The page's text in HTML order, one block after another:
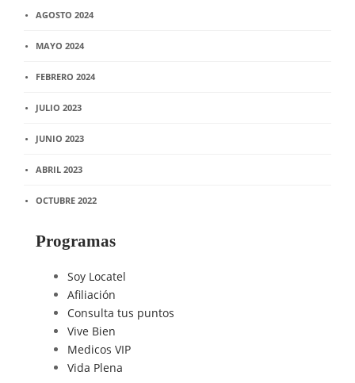
AGOSTO 2024
MAYO 2024
FEBRERO 2024
JULIO 2023
JUNIO 2023
ABRIL 2023
OCTUBRE 2022
Programas
Soy Locatel
Afiliación
Consulta tus puntos
Vive Bien
Medicos VIP
Vida Plena